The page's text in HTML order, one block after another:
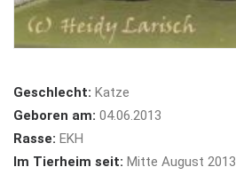
Geschlecht: Katze
Geboren am: 04.06.2013
Rasse: EKH
Im Tierheim seit: Mitte August 2013